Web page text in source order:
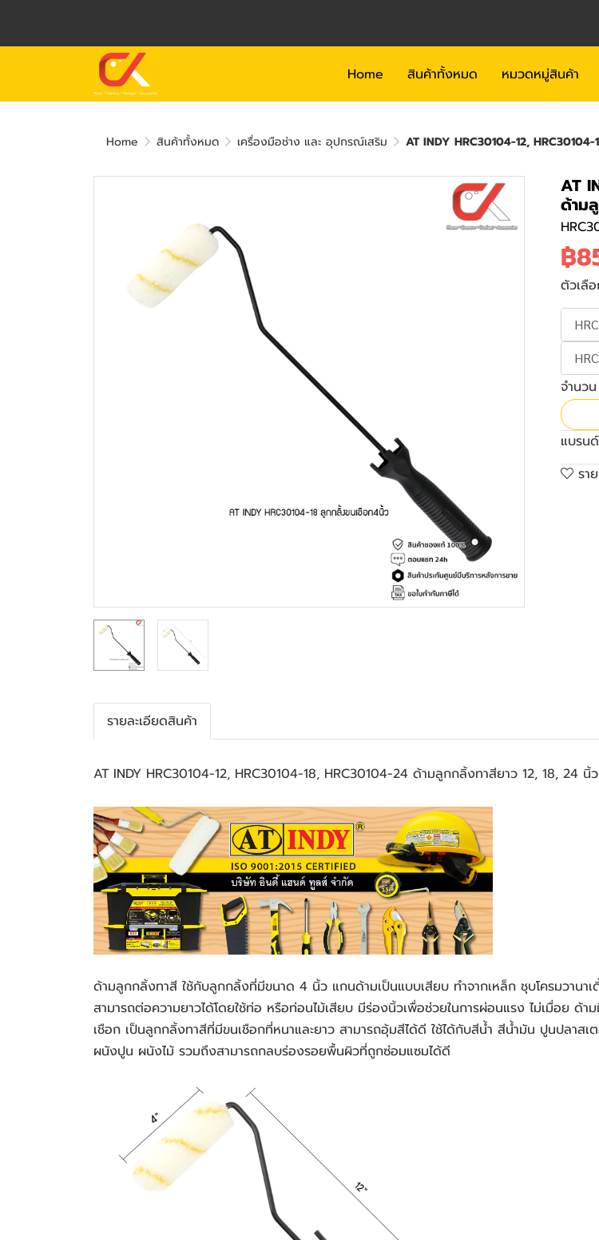
Home สินค้าทั้งหมด หมวดหมู่สินค้า
Home สินค้าทั้งหมด เครื่องมือช่าง และ อุปกรณ์เสริม AT INDY HRC30104-12,
AT
ด้าม
฿
ตัวเลื
จำนวน
แบรน
รา
รายละเอียดสินค้า
AT INDY HRC30104-12, HRC30104-18, HRC30104-24 ด้ามลูกกลิ้งทาสียาว 12, 18, 24
ด้ามลูกกลิ้งทาสี ใช้กับลูกกลิ้งที่มีขนาด 4 นิ้ว แกนด้ามเป็นแบบเสียบ ทำจากเหล็ก ชุบโครมวาน
สามารถต่อความยาวได้โดยใช้ท่อ หรือท่อนไม้เสียบ มีร่องนิ้วเพื่อช่วยในการผ่อนแรง ไม่เมื่อย
เชือก เป็นลูกกลิ้งทาสีที่มีขนเชือกที่หนาและยาว สามารถอุ้มสีได้ดี ใช้ได้กับสีน้ำ สีน้ำมัน ปูนปลาสเ
ผนังปูน ผนังไม้ รวมถึงสามารถกลบร่องรอยพื้นผิวที่ถูกซ่อมแซมได้ดี